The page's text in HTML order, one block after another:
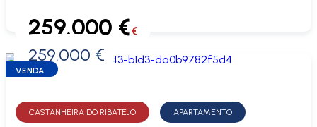
0 €
259.000 €€
259.000 €
VENDA
CASTANHEIRA DO RIBATEJO APARTAMENTO